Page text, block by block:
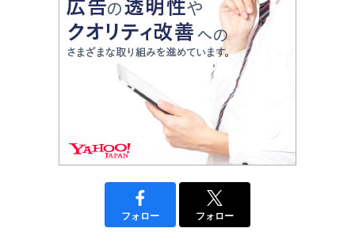
フォロー フォロー